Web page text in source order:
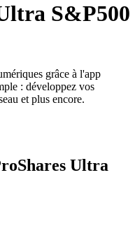
S&P500
grâce à l'app
: développez vos
et plus encore.
Ultra